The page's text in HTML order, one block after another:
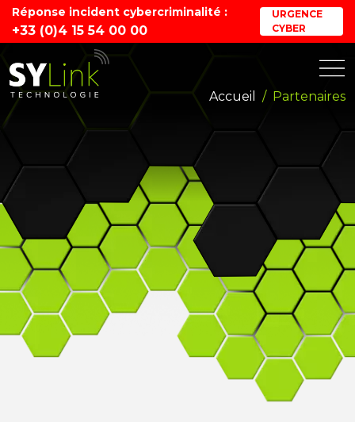
Réponse incident cybercriminalité :
+33 (0)4 15 54 00 00
URGENCE
CYBER
Accueil Partenaires